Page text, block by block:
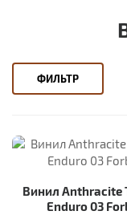
ФИЛЬТР
Винил Anthracite
Enduro 03